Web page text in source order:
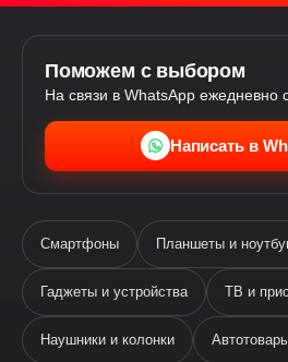
Поможем с выбором
На связи в WhatsApp ежедневно
Написать в
Смартфоны Планшеты и
Гаджеты и устройства ТВ и
Наушники и колонки